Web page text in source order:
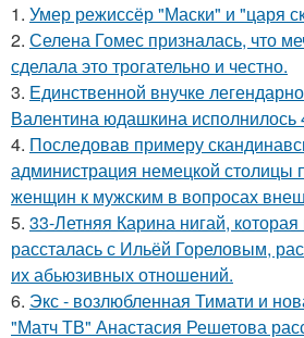
1. Умер режиссёр "Маски" и "царя
2. Селена Гомес призналась, что
сделала это трогательно и честно.
3. Единственной внучке
Валентина юдашкина исполнилось
4. Последовав примеру
администрация немецкой столицы
женщин к мужским в вопросах
5. 33-Летняя Карина нигай,
рассталась с Ильёй Гореловым,
их абьюзивных отношений.
6. Экс - возлюбленная Тимати и
"Матч ТВ" Анастасия Решетова